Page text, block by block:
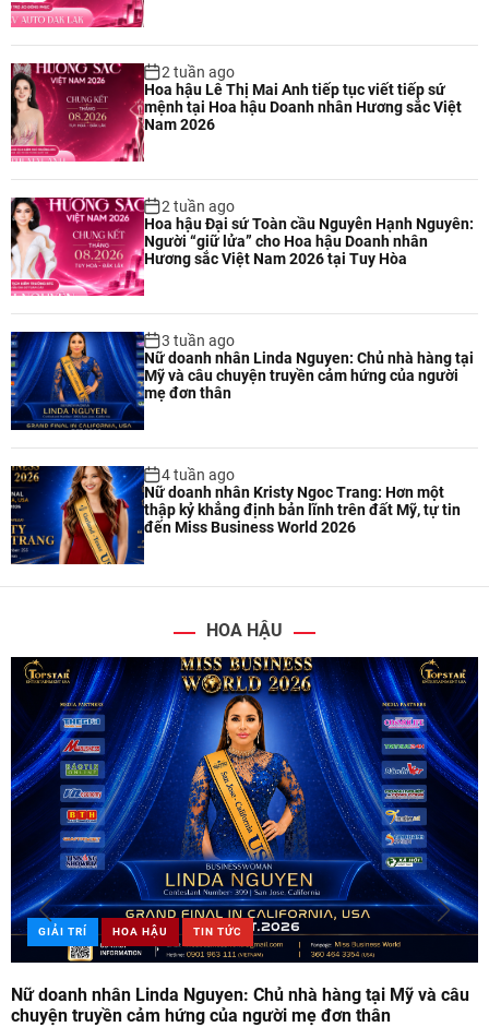
2 tuần ago
Hoa hậu Lê Thị Mai Anh tiếp tục viết tiếp sứ
mệnh tại Hoa hậu Doanh nhân Hương sắc Việt
Nam 2026
2 tuần ago
Hoa hậu Đại sứ Toàn cầu Nguyễn Hạnh Nguyên:
Người “giữ lửa” cho Hoa hậu Doanh nhân
Hương sắc Việt Nam 2026 tại Tuy Hòa
3 tuần ago
Nữ doanh nhân Linda Nguyen: Chủ nhà hàng tại
Mỹ và câu chuyện truyền cảm hứng của người
mẹ đơn thân
4 tuần ago
Nữ doanh nhân Kristy Ngoc Trang: Hơn một
thập kỷ khẳng định bản lĩnh trên đất Mỹ, tự tin
đến Miss Business World 2026
HOA HẬU
GIẢI TRÍ HOA HẬU TIN TỨC
Nữ doanh nhân Linda Nguyen: Chủ nhà hàng tại Mỹ và câu
chuyện truyền cảm hứng của người mẹ đơn thân